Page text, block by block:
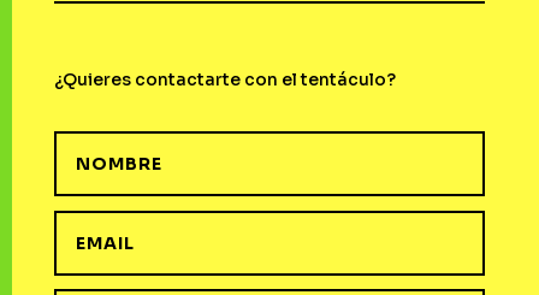
¿Quieres contactarte con el tentáculo?